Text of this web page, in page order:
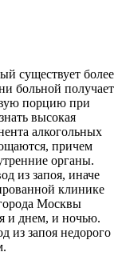
существует более
больной получает
порцию при
высокая
алкогольных
причем
органы.
из запоя, иначе
клинике
Москвы
и днем, и ночью.
из запоя недорого